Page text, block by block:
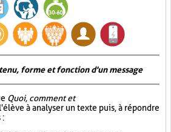
forme et fonction d'un message
Quoi, comment et
à analyser un texte puis, à répondre
: